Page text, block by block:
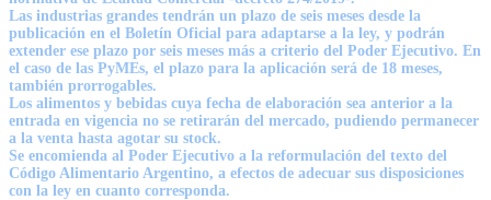
Las industrias grandes tendrán un plazo de seis meses desde la
publicación en el Boletín Oficial para adaptarse a la ley, y podrán
extender ese plazo por seis meses más a criterio del Poder Ejecutivo. En
el caso de las PyMEs, el plazo para la aplicación será de 18 meses,
también prorrogables.
Los alimentos y bebidas cuya fecha de elaboración sea anterior a la
entrada en vigencia no se retirarán del mercado, pudiendo permanecer
a la venta hasta agotar su stock.
Se encomienda al Poder Ejecutivo a la reformulación del texto del
Código Alimentario Argentino, a efectos de adecuar sus disposiciones
con la ley en cuanto corresponda.